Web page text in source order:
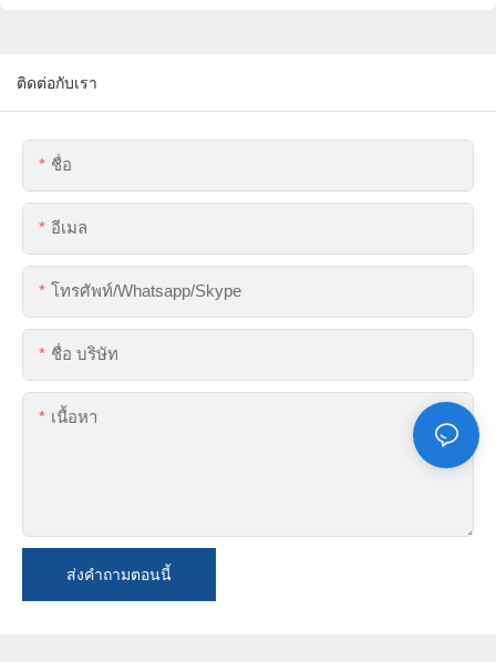
ติดต่อกับเรา
ชื่อ
อีเมล
โทรศัพท์/whatsapp/skype
ชื่อ บริษัท
เนื้อหา
ส่งคำถามตอนนี้